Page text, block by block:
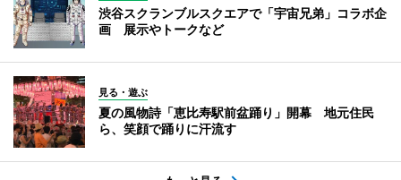
渋谷スクランブルスクエアで「宇宙兄弟」コラボ企
画 展示やトークなど
見る・遊ぶ
夏の風物詩「恵比寿駅前盆踊り」開幕 地元住民
ら、笑顔で踊りに汗流す